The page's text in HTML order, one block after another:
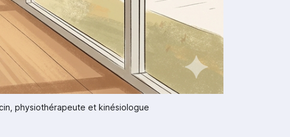
physiothérapeute et kinésiologue